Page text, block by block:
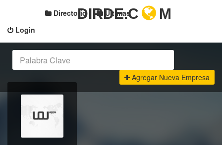
Login
Directorio Últimas
DIRDE.C M
Agregar Nueva Empresa